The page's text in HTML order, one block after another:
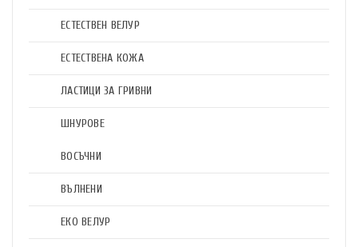
ЕСТЕСТВЕН ВЕЛУР
ЕСТЕСТВЕНА КОЖА
ЛАСТИЦИ ЗА ГРИВНИ
ШНУРОВЕ
ВОСЪЧНИ
ВЪЛНЕНИ
ЕКО ВЕЛУР